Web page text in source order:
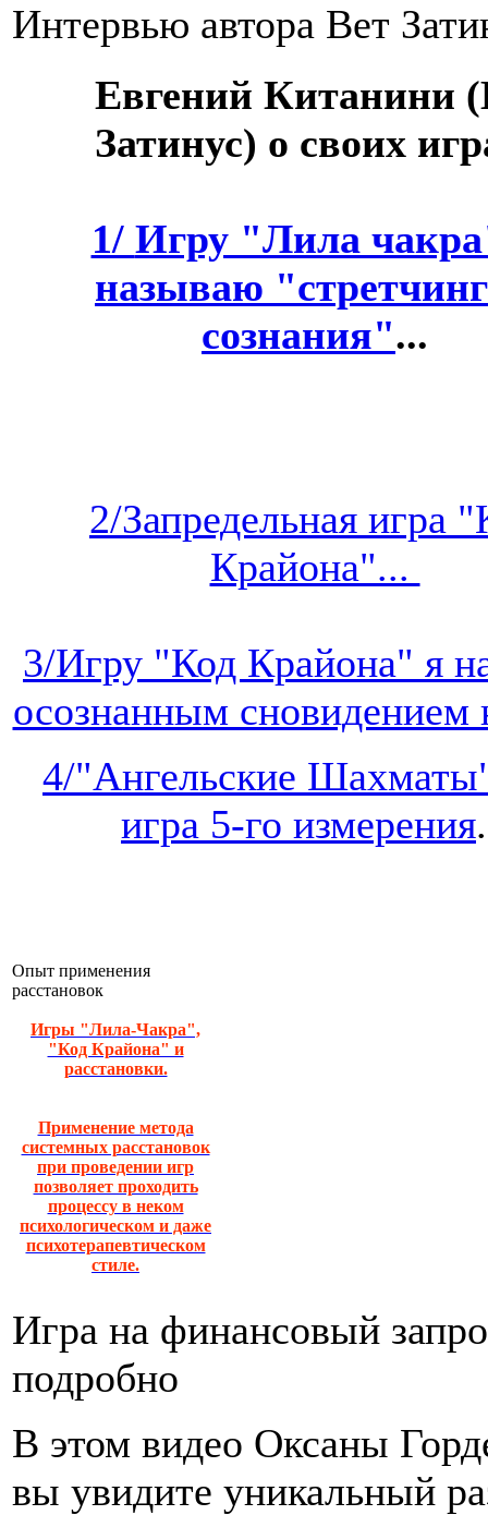
Интервью автора Вет
Евгений Китанини
Затинус) о своих
1/ Игру "Лила
называю
сознания"...
2/Запредельная игра
Крайона"...
3/Игру "Код Крайона" я
осознанным сновидением
4/"Ангельские
игра 5-го измерения
Опыт применения
расстановок
Игры "Лила-Чакра",
"Код Крайона" и
расстановки.
Применение метода
системных расстановок
при проведении игр
позволяет проходить
процессу в неком
психологическом и даже
психотерапевтическом
стиле.
Игра на финансовый
подробно
В этом видео Оксаны
вы увидите уникальный